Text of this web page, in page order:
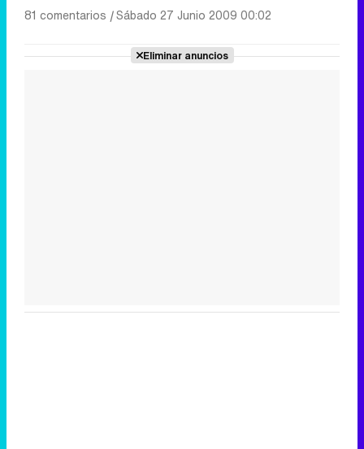
81 comentarios |Sábado 27 Junio 2009 00:02
Eliminar anuncios